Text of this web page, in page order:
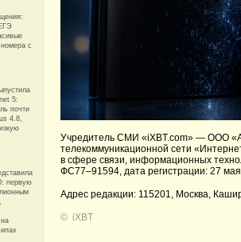
с
5:
почти
4.8,
первую
Учредитель СМИ «iXBT.com» — ООО
телекоммуникационной сети
в сфере связи, информационных
ФС77–91594, дата регистрации: 27
Адрес редакции: 115201, Москва,
© iXBT